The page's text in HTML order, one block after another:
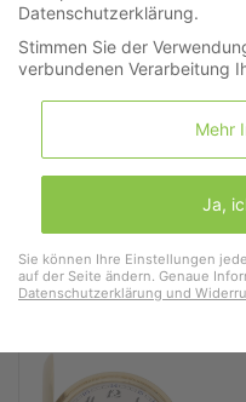
LNDA Los
1 "A.
Söhne"
Lose
Datenschutzerklärung.
Stimmen Sie der
verbundenen Verarbeitung
Mehr
Ja,
Sie können Ihre Einstellungen
auf der Seite ändern. Genaue
Datenschutzerklärung und